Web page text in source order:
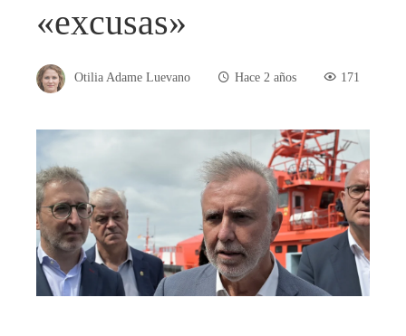
«excusas»
Otilia Adame Luevano Hace 2 años 171